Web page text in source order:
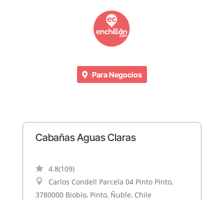
Para Negocios
Cabañas Aguas Claras
 4.8(109)

Carlos Condell Parcela 04 Pinto Pinto,
3780000 Biobío, Pinto, Ñuble, Chile